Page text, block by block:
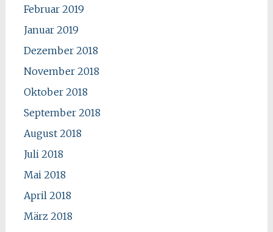
Februar 2019
Januar 2019
Dezember 2018
November 2018
Oktober 2018
September 2018
August 2018
Juli 2018
Mai 2018
April 2018
März 2018